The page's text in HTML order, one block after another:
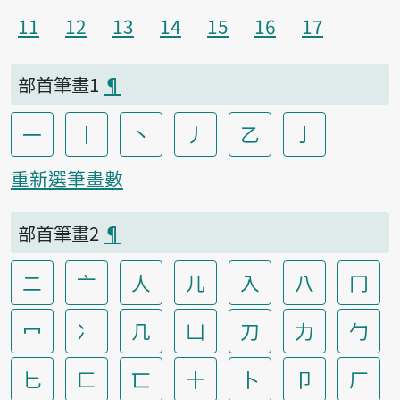
11
12 13 14 15 16 17
部首筆畫1 ¶
一 丨 丶 丿 乙 亅
重新選筆畫數
部首筆畫2 ¶
二 亠 人 儿 入 八
冂
冖
冫 几 凵 刀 力
勹
匕
匚 匸 十 卜 卩
厂